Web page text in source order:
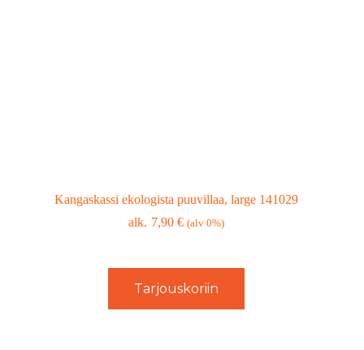
Kangaskassi ekologista puuvillaa, large 141029
7,90€ (alv 0%)
Tarjouskoriin